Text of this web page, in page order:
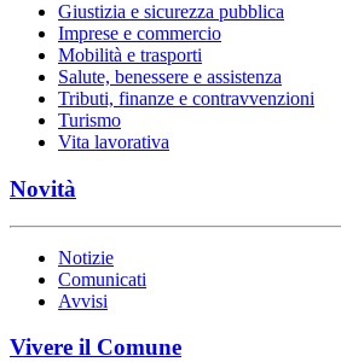
Giustizia e sicurezza pubblica
Imprese e commercio
Mobilità e trasporti
Salute, benessere e assistenza
Tributi, finanze e contravvenzioni
Turismo
Vita lavorativa
Novità
Notizie
Comunicati
Avvisi
Vivere il Comune